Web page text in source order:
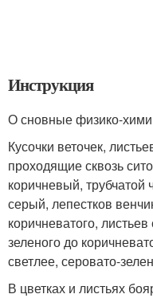
Инструкция
О сновные физико-
Кусочки веточек,
проходящие сквозь
коричневый, трубчатой
серый, лепестков
коричневатого,
зеленого до
светлее, серовато-
В цветках и листьях